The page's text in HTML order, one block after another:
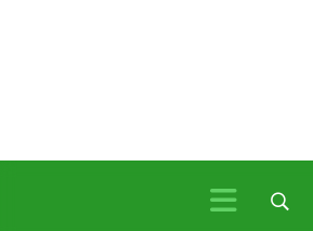
ICASEES : Publication de
d'Appel d'Offres relatif à la